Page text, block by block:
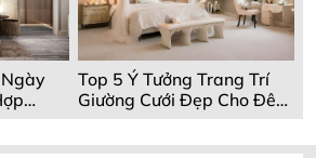
Top 5 Ý Tưởng Trang Trí
Giường Cưới Đẹp Cho Đêm
Tân Hôn